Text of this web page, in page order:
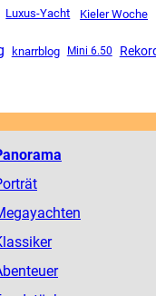
Luxus-Yacht Kieler Woche
knarrblog Mini 6.50